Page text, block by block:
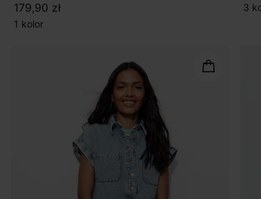
179,90 zł
1 kolor
3